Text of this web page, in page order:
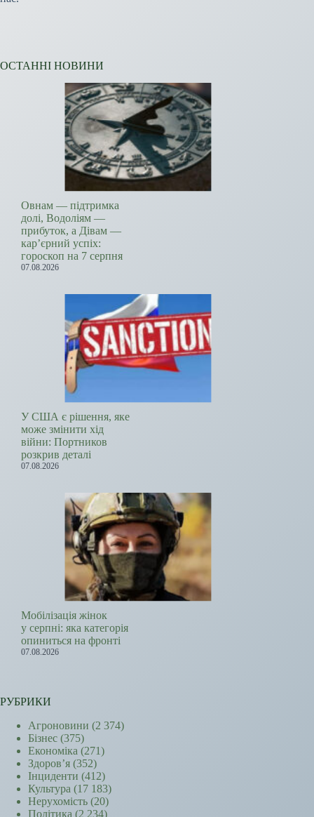
ОСТАННІ НОВИНИ
Овнам — підтримка
долі, Водоліям —
прибуток, а Дівам —
кар’єрний успіх:
гороскоп на 7 серпня
07.08.2026
У США є рішення, яке
може змінити хід
війни: Портников
розкрив деталі
07.08.2026
Мобілізація жінок
у серпні: яка категорія
опиниться на фронті
07.08.2026
РУБРИКИ
Агроновини (2 374)
Бізнес (375)
Економіка (271)
Здоров’я (352)
Інциденти (412)
Культура (17 183)
Нерухомість (20)
Політика (2 234)